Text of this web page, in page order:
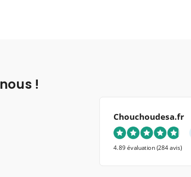
!
Chouchoudesa.fr
4.89 évaluation(284 avis)